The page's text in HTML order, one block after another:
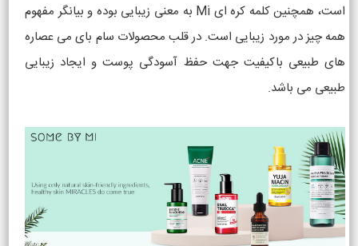
است، همچنین کلمه کره ای Mi به معنی زیبایی بوده و بیانگر مفهوم
همه چیز در مورد زیبایی است. در قلب محصولات سام بای می عصاره
های طبیعی باکیفیت جهت حفظ آسودگی پوست و ایجاد زیبایی
طبیعی می باشد.